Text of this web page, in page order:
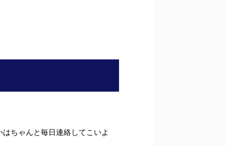
ちゃんと毎日連絡してこいよ